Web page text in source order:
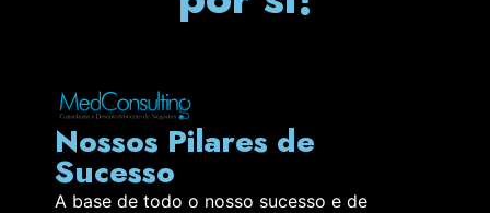
Nossos Pilares de
Sucesso
A base de todo o nosso sucesso e de